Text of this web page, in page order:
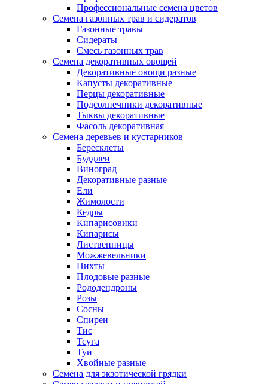
Профессиональные семена цветов
Семена газонных трав и сидератов
Газонные травы
Сидераты
Смесь газонных трав
Семена декоративных овощей
Декоративные овощи разные
Капусты декоративные
Перцы декоративные
Подсолнечники декоративные
Тыквы декоративные
Фасоль декоративная
Семена деревьев и кустарников
Бересклеты
Буддлеи
Виноград
Декоративные разные
Ели
Жимолости
Кедры
Кипарисовики
Кипарисы
Лиственницы
Можжевельники
Пихты
Плодовые разные
Рододендроны
Розы
Сосны
Спиреи
Тис
Тсуга
Туи
Хвойные разные
Семена для экзотической грядки